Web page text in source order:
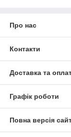
Про нас
Контакти
Доставка та
Графік роботи
Повна версія